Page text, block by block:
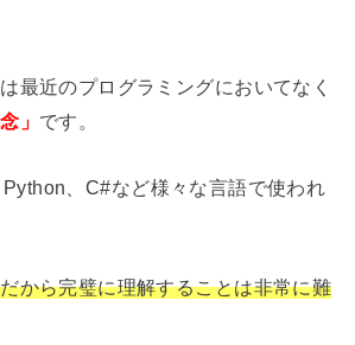
最近のプログラミングにおいてなく
」 です。
、C#など様々な言語で使われ
から完璧に理解することは非常に難